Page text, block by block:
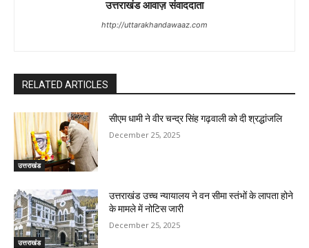
उत्तराखंड आवाज़ संवाददाता
http://uttarakhandawaaz.com
RELATED ARTICLES
उत्तराखंड
सीएम धामी ने वीर चन्द्र सिंह गढ़वाली को दी श्रद्धांजलि
December 25, 2025
उत्तराखंड
उत्तराखंड उच्च न्यायालय ने वन सीमा स्तंभों के लापता होने
के मामले में नोटिस जारी
December 25, 2025